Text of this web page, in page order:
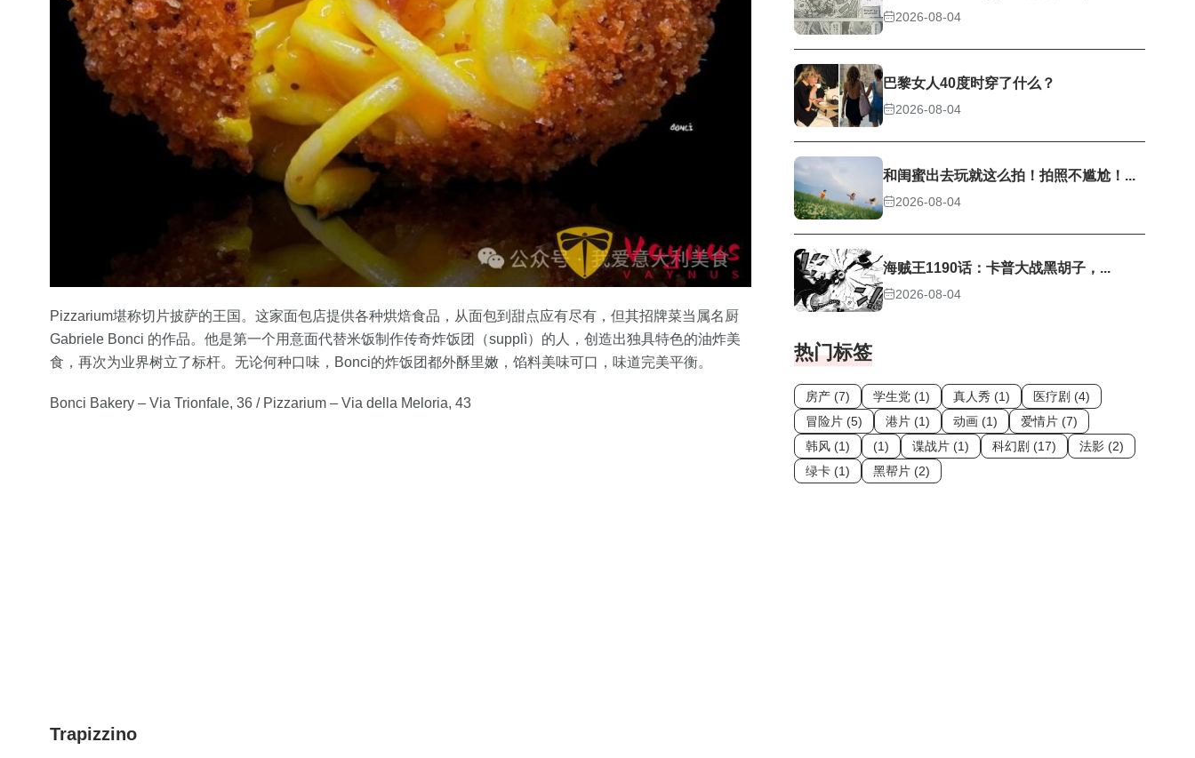
Pizzarium堪称切片披萨的王国。这家面包店提供各种烘焙食品，从面包到甜点应有尽有，但其招牌菜当属名厨
Gabriele Bonci 的作品。他是第一个用意面代替米饭制作传奇炸饭团（supplì）的人，创造出独具特色的油炸美
食，再次为业界树立了标杆。无论何种口味，Bonci的炸饭团都外酥里嫩，馅料美味可口，味道完美平衡。
Bonci Bakery – Via Trionfale, 36 / Pizzarium – Via della Meloria, 43
Trapizzino
2026-08-04
巴黎女人40度时穿了什么？
2026-08-04
和闺蜜出去玩就这么拍！拍照不尴尬！...
2026-08-04
海贼王1190话：卡普大战黑胡子，...
2026-08-04
热门标签
房产 (7) 学生党 (1) 真人秀 (1)
医疗剧 (4)
冒险片 (5)
港片 (1) 动画 (1)
爱情片 (7)
韩风 (1)
(1) 谍战片 (1) 科幻剧 (17)
法影 (2)
绿卡 (1)
黑帮片 (2)